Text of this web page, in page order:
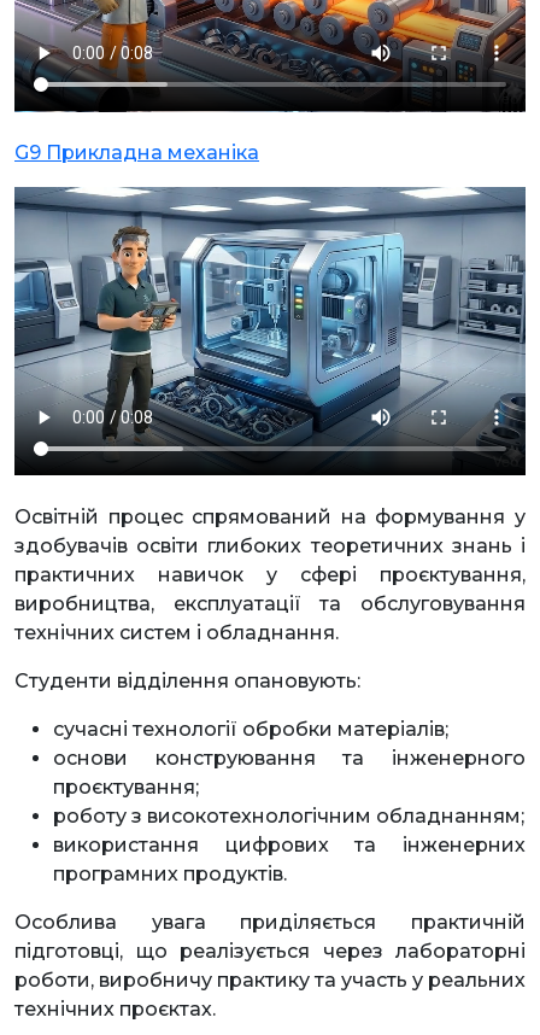
G9 Прикладна механіка
Освітній процес спрямований на формування у
здобувачів освіти глибоких теоретичних знань і
практичних навичок у сфері проєктування,
виробництва, експлуатації та обслуговування
технічних систем і обладнання.
Студенти відділення опановують:
сучасні технології обробки матеріалів;
основи конструювання та інженерного
проєктування;
роботу з високотехнологічним обладнанням;
використання цифрових та інженерних
програмних продуктів.
Особлива увага приділяється практичній
підготовці, що реалізується через лабораторні
роботи, виробничу практику та участь у реальних
технічних проєктах.